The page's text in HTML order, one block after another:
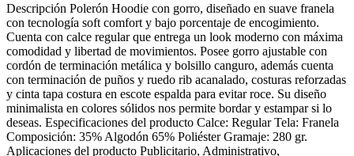
Descripción Polerón Hoodie con gorro, diseñado en suave franela
con tecnología soft comfort y bajo porcentaje de encogimiento.
Cuenta con calce regular que entrega un look moderno con máxima
comodidad y libertad de movimientos. Posee gorro ajustable con
cordón de terminación metálica y bolsillo canguro, además cuenta
con terminación de puños y ruedo rib acanalado, costuras reforzadas
y cinta tapa costura en escote espalda para evitar roce. Su diseño
minimalista en colores sólidos nos permite bordar y estampar si lo
deseas. Especificaciones del producto Calce: Regular Tela: Franela
Composición: 35% Algodón 65% Poliéster Gramaje: 280 gr.
Aplicaciones del producto Publicitario, Administrativo,